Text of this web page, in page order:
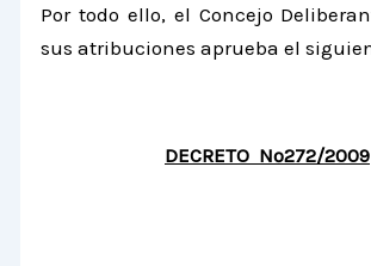
Por todo ello, el Concejo
sus atribuciones aprueba el
DECRETO Nº272/2009